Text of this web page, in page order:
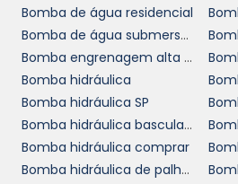
de um motor transforma
processo mais
potencial do fluido é
cinética de forma mais
há corrente de água ou
gerada naturalmente
primária para o
demonstrando a
Bomba de água residencial
Bomba de água submersa para poço
Bomba engrenagem alta pressão
Bomba hidráulica
Bomba hidráulica SP
Bomba hidráulica basculante
Bomba hidráulica comprar
Bomba hidráulica de palheta